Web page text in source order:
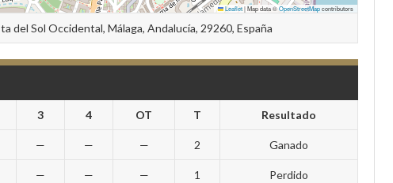
Leaflet|Map data ©OpenStreetMapcontributors
del Sol Occidental, Málaga, Andalucía, 29260, España
3 4 OT T Resultado
— — — 2 Ganado
— — — 1 Perdido